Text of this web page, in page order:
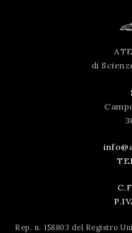
di
C.F.
Rep. n. 158803 del Registro